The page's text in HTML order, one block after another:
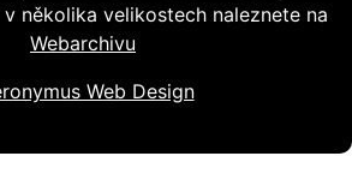
několika velikostech naleznete na
Webarchivu
Web Design